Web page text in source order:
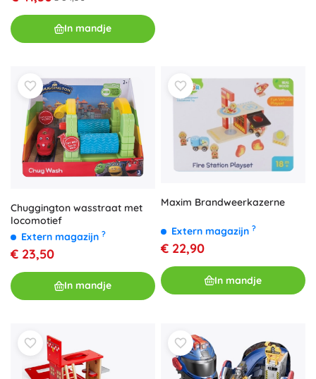
In mandje
Chuggington wasstraat met
locomotief
Extern magazijn ?
€ 23,50
In mandje
Maxim Brandweerkazerne
Extern magazijn ?
€ 22,90
In mandje